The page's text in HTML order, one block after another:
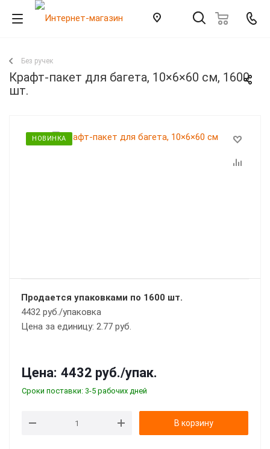
Без ручек
Крафт-пакет для багета, 10×6×60 см, 1600
шт.
НОВИНКА
Продается упаковками по 1600 шт.
4432 руб./упаковка
Цена за единицу: 2.77 руб.
Цена: 4432 руб./упак.
Сроки поставки: 3-5 рабочих дней
В корзину